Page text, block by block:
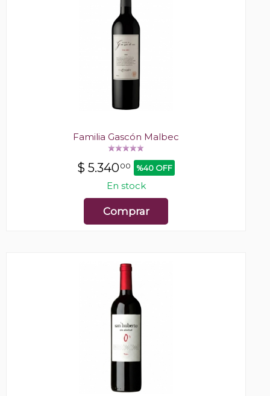
Familia Gascón Malbec
$ 5.34000 %40 OFF
En stock
Comprar